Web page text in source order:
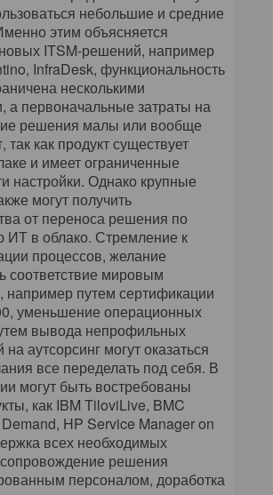
небольшие и средние
этим объясняется
ITSM-решений, например
InfraDesk, функциональность
несколькими
а первоначальные затраты на
решения малы или вообще
так как продукт существует
и имеет ограниченные
настройки. Однако крупные
могут получить
от переноса решения по
ИТ в облако. Стремление к
процессов, желание
соответствие мировым
например путем сертификации
уменьшение операционных
вывода непрофильных
на аутсорсинг могут оказаться
все переделать под себя. В
могут быть востребованы
как IBM TiloviLive, BMC
HP Service Manager on
всех необходимых
решения
персоналом, доработка